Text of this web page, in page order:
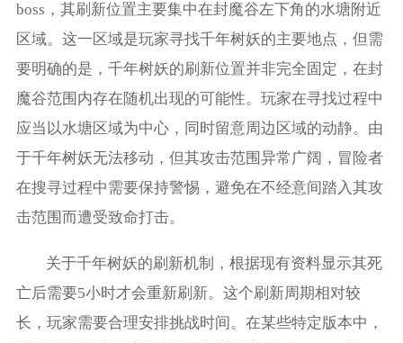
boss，其刷新位置主要集中在封魔谷左下角的水塘附近
区域。这一区域是玩家寻找千年树妖的主要地点，但需
要明确的是，千年树妖的刷新位置并非完全固定，在封
魔谷范围内存在随机出现的可能性。玩家在寻找过程中
应当以水塘区域为中心，同时留意周边区域的动静。由
于千年树妖无法移动，但其攻击范围异常广阔，冒险者
在搜寻过程中需要保持警惕，避免在不经意间踏入其攻
击范围而遭受致命打击。
关于千年树妖的刷新机制，根据现有资料显示其死
亡后需要5小时才会重新刷新。这个刷新周期相对较
长，玩家需要合理安排挑战时间。在某些特定版本中，